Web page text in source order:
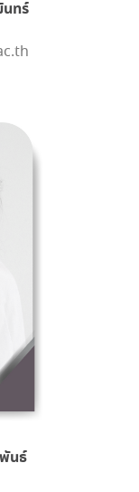
ทร์
นธ์